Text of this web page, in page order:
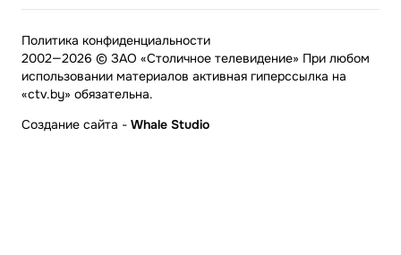
2002—2026 © ЗАО «Столичное телевидение» При любом
использовании материалов активная гиперссылка на
«ctv.by» обязательна.
Политика конфиденциальности
Создание сайта - Whale Studio